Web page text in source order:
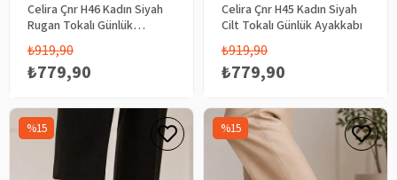
Celira Çnr H46 Kadın Siyah
Rugan Tokalı Günlük
Ayakkabı
₺779,90
₺919,90
Celira Çnr H45 Kadın Siyah
Cilt Tokalı Günlük Ayakkabı
₺779,90
₺919,90
%15 %15